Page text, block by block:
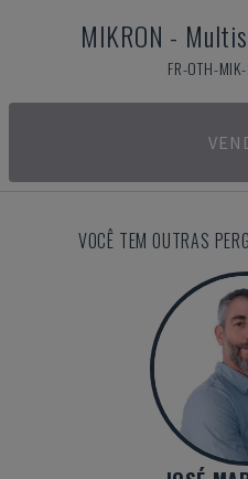
MIKRON -
FR-OTH-
VOCÊ TEM OUTRAS